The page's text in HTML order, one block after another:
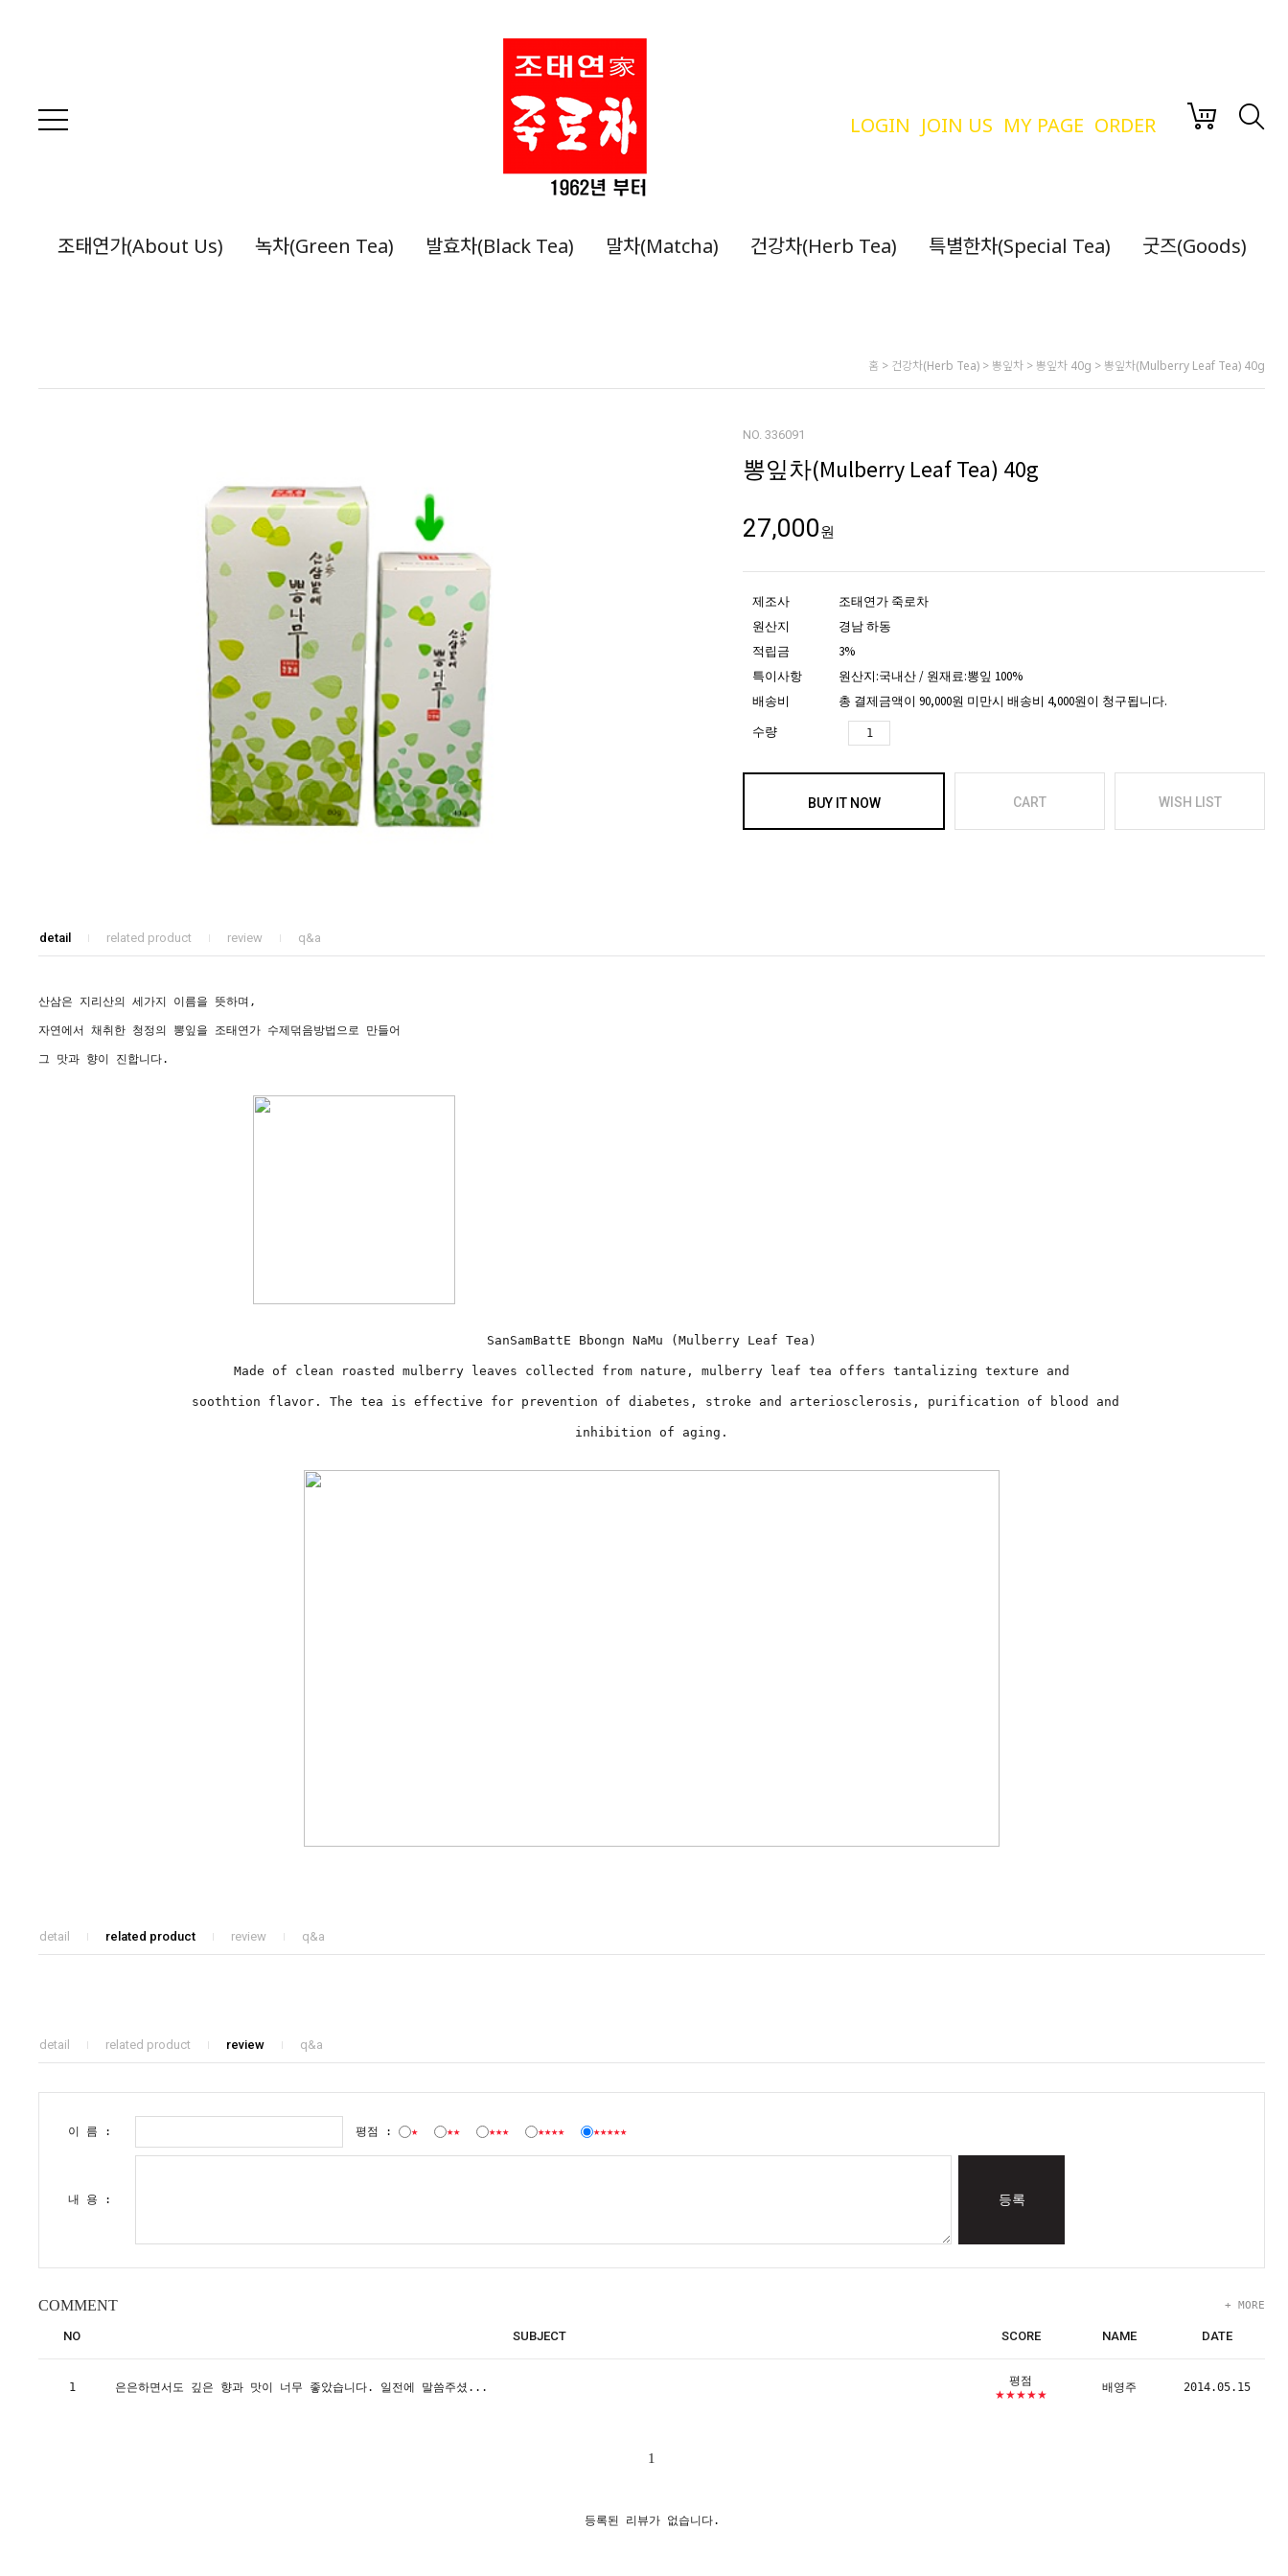
LOGIN JOIN US MY PAGE ORDER
조태연가(About Us) 녹차(Green Tea) 발효차(Black Tea) 말차(Matcha) 건강차(Herb Tea) 특별한차(Special Tea) 굿즈(Goods)
홈 > 건강차(Herb Tea) > 뽕잎차 > 뽕잎차 40g > 뽕잎차(Mulberry Leaf Tea) 40g
NO. 336091
뽕잎차(Mulberry Leaf Tea) 40g
27,000원
제조사
조태연가 죽로차
원산지
경남 하동
적립금
3%
특이사항
원산지:국내산 / 원재료:뽕잎 100%
배송비
총 결제금액이 90,000원 미만시 배송비 4,000원이 청구됩니다.
수량
BUY IT NOW CART WISH LIST
detail related product review q&a
산삼은 지리산의 세가지 이름을 뜻하며,
자연에서 채취한 청정의 뽕잎을 조태연가 수제덖음방법으로 만들어
그 맛과 향이 진합니다.
SanSamBattE Bbongn NaMu (Mulberry Leaf Tea)
Made of clean roasted mulberry leaves collected from nature, mulberry leaf tea offers tantalizing texture and
soothtion flavor. The tea is effective for prevention of diabetes, stroke and arteriosclerosis, purification of blood and
inhibition of aging.
detail related product review q&a
detail related product review q&a
이 름 : 평점 : ★ ★★ ★★★ ★★★★ ★★★★★
내 용 : 등록
COMMENT + MORE
NO SUBJECT SCORE NAME DATE
1 은은하면서도 깊은 향과 맛이 너무 좋았습니다. 일전에 말씀주셨...
평점
★★★★★
배영주 2014.05.15
1
등록된 리뷰가 없습니다.